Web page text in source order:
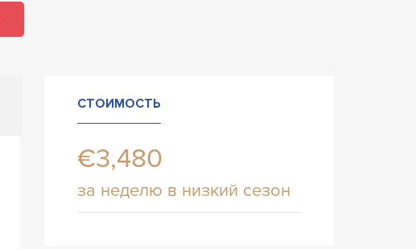
СТОИМОСТЬ
€3,480
за неделю в низкий сезон